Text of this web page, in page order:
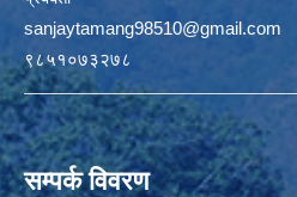
sanjaytamang98510@gmail.com
९८५१०७३२७८
सम्पर्क विवरण